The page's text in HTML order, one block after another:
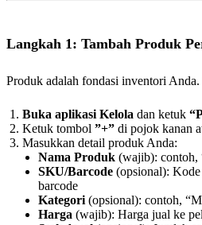
Langkah 1: Tambah Produk
Produk adalah fondasi inventori
Buka aplikasi Kelola dan ketuk
Ketuk tombol ”+” di pojok kanan
Masukkan detail produk Anda:
Nama Produk (wajib): contoh,
SKU/Barcode (opsional):
barcode
Kategori(opsional): contoh,
Harga (wajib): Harga jual ke